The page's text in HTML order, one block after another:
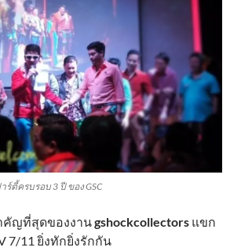
ตี้ครบรอบ 3 ปี ของ GSC
คัญที่สุดของงานgshockcollectors แขก
7/11 ยิ่งทักยิ่งรักกัน